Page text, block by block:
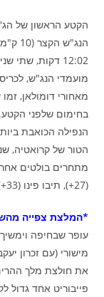
הקטע הראשון של
12:02 דקות,
מאחורי דומולאן,
בחימום שלפני
הנפילה הכואבת
הטור של קרואטיה,
(27+), תיבו פינו (33+) ופאביו ארו (50+).
*המלצת צפייה
עופר שבחיפה
את חולצת מלך
פייבוריט אחד גדול